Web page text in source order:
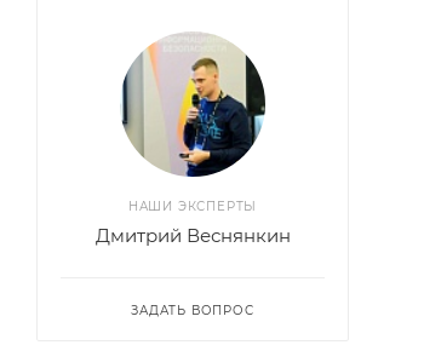
НАШИ ЭКСПЕРТЫ
Дмитрий Веснянкин
ЗАДАТЬ ВОПРОС